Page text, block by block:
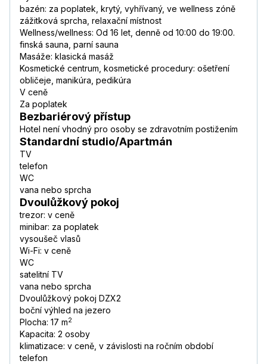
bazén: za poplatek, krytý, vyhřívaný, ve wellness zóně
zážitková sprcha, relaxační místnost
Wellness/wellness: Od 16 let, denně od 10:00 do 19:00.
finská sauna, parní sauna
Masáže: klasická masáž
Kosmetické centrum, kosmetické procedury: ošetření
obličeje, manikúra, pedikúra
V ceně
Za poplatek
Bezbariérový přístup
Hotel není vhodný pro osoby se zdravotním postižením
Standardní studio/Apartmán
TV
telefon
WC
vana nebo sprcha
Dvoulůžkový pokoj
trezor: v ceně
minibar: za poplatek
vysoušeč vlasů
Wi-Fi: v ceně
WC
satelitní TV
vana nebo sprcha
Dvoulůžkový pokoj DZX2
boční výhled na jezero
Plocha: 17 m2
Kapacita: 2 osoby
klimatizace: v ceně, v závislosti na ročním období
telefon